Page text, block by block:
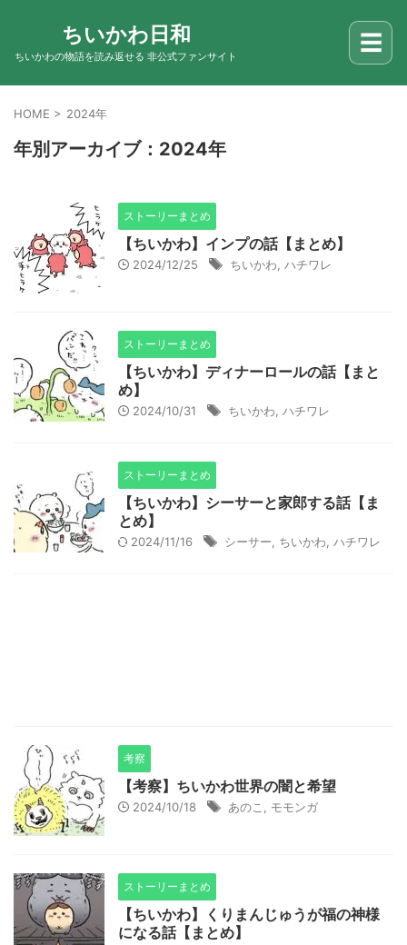
ちいかわ日和
ちいかわの物語を読み返せる 非公式ファンサイト ☰
HOME > 2024年
年別アーカイブ：2024年
ストーリーまとめ
【ちいかわ】インプの話【まとめ】
2024/12/25 ちいかわ ハチワレ
ストーリーまとめ
【ちいかわ】ディナーロールの話【まと
め】
2024/10/31 ちいかわ ハチワレ
ストーリーまとめ
【ちいかわ】シーサーと家郎する話【ま
とめ】
2024/11/16 シーサー ちいかわ ハチワレ
考察
【考察】ちいかわ世界の闇と希望
2024/10/18 あのこ モモンガ
ストーリーまとめ
【ちいかわ】くりまんじゅうが福の神様
になる話【まとめ】